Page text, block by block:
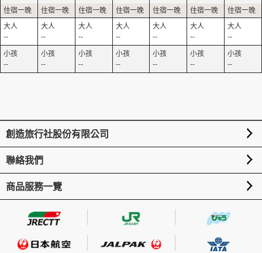
--
--
--
--
--
--
--
--
--
--
--
--
--
--
創造旅行社股份有限公司
聯絡我們
商品服務一覽